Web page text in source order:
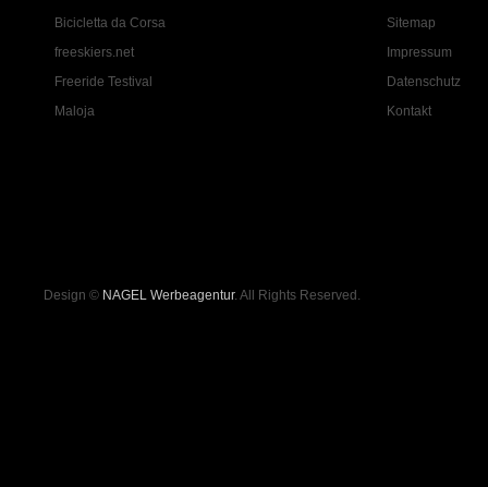
Bicicletta da Corsa
freeskiers.net
Freeride Testival
Maloja
Sitemap
Impressum
Datenschutz
Kontakt
Design © NAGEL Werbeagentur. All Rights Reserved.